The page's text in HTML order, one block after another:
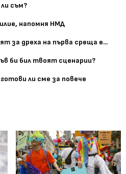
съм?
напомня НМД
за дреха на първа среща е...
би бил твоят сценарии?
ли сме за повече